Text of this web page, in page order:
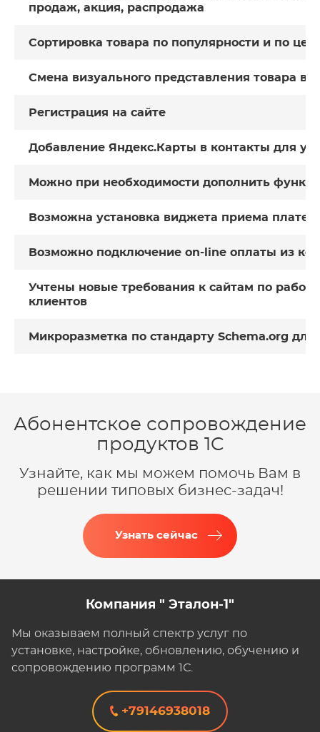
продаж, акция, распродажа
Сортировка товара по популярности и по
Смена визуального представления товара в
Регистрация на сайте
Добавление Яндекс.Карты в контакты для
Можно при необходимости дополнить
Возможна установка виджета приема
Возможно подключение on-line оплаты из
Учтены новые требования к сайтам по
клиентов
Микроразметка по стандарту Schema.org для
Абонентское сопровождение
продуктов 1C
Узнайте, как мы можем помочь Вам в
решении типовых бизнес-задач!
Узнать сейчас
Компания " Эталон-1"
Мы оказываем полный спектр услуг по
установке, настройке, обновлению, обучению и
сопровождению программ 1С.
+79146938018